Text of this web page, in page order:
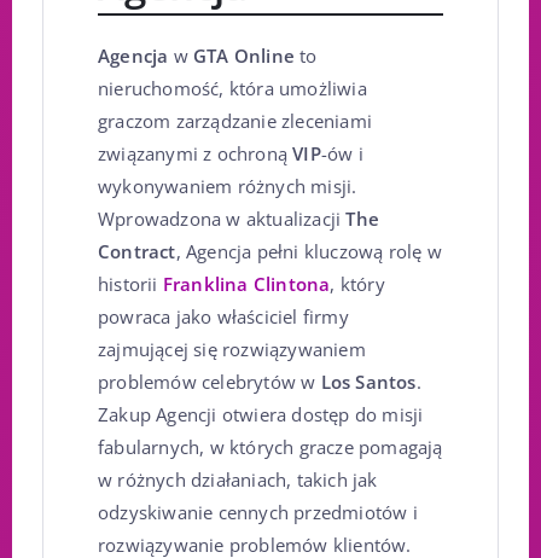
Agencja w GTA Online to
nieruchomość, która umożliwia
graczom zarządzanie zleceniami
związanymi z ochronąVIP-ów i
wykonywaniem różnych misji.
Wprowadzona w aktualizacjiThe
Contract, Agencja pełni kluczową rolę w
historii Franklina Clintona, który
powraca jako właściciel firmy
zajmującej się rozwiązywaniem
problemów celebrytów w Los Santos.
Zakup Agencji otwiera dostęp do misji
fabularnych, w których gracze pomagają
w różnych działaniach, takich jak
odzyskiwanie cennych przedmiotów i
rozwiązywanie problemów klientów.